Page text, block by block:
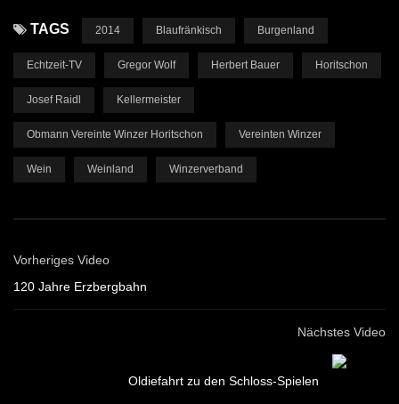
TAGS 2014 Blaufränkisch Burgenland
Echtzeit-TV Gregor Wolf Herbert Bauer Horitschon
Josef Raidl Kellermeister
Obmann Vereinte Winzer Horitschon Vereinten Winzer
Wein Weinland Winzerverband
Vorheriges Video
120 Jahre Erzbergbahn
Nächstes Video
Oldiefahrt zu den Schloss-Spielen